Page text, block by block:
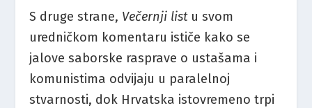
S druge strane, Večernji listu svom
uredničkom komentaru ističe kako se
jalove saborske rasprave o ustašama i
komunistima odvijaju u paralelnoj
stvarnosti, dok Hrvatska istovremeno trpi